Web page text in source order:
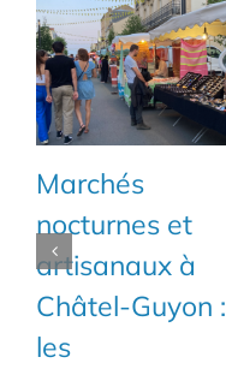
Marchés
nocturnes et
artisanaux à
Châtel-Guyon :
les